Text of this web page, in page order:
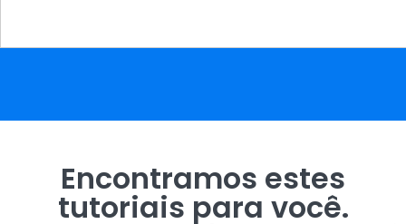
Encontramos estes
tutoriais para você.